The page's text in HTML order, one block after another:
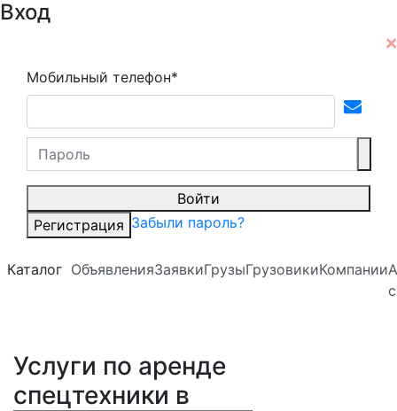
Вход
Мобильный телефон*
Войти
Регистрация Забыли пароль?
Каталог ОбъявленияЗаявкиГрузыГрузовикиКомпании
Услуги по аренде
спецтехники в